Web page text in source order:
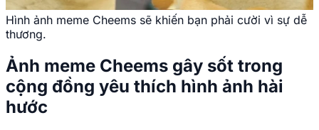
Hình ảnh meme Cheems sẽ khiến bạn phải cười vì sự dễ
thương.
Ảnh meme Cheems gây sốt trong
cộng đồng yêu thích hình ảnh hài
hước